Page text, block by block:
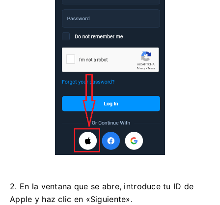
2. En la ventana que se abre, introduce tu ID de
Apple y haz clic en «Siguiente».